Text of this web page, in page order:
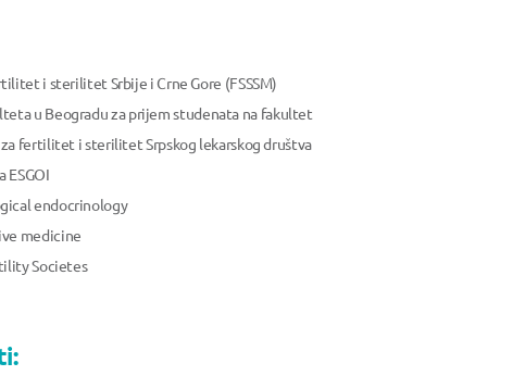
i sterilitet Srbije i Crne Gore (FSSSM)
u Beogradu za prijem studenata na fakultet
fertilitet i sterilitet Srpskog lekarskog društva
ESGOI
endocrinology
medicine
Societes